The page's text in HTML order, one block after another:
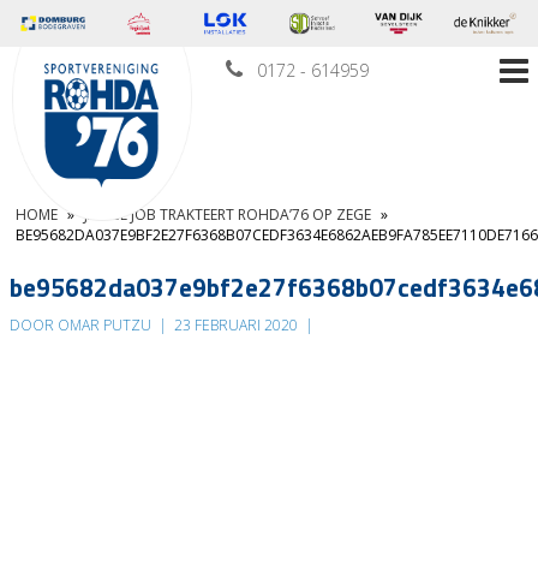
0172 - 614959
HOME » JARIGE JOB TRAKTEERT ROHDA’76 OP ZEGE »
DOOR OMAR PUTZU | 23 FEBRUARI 2020 |